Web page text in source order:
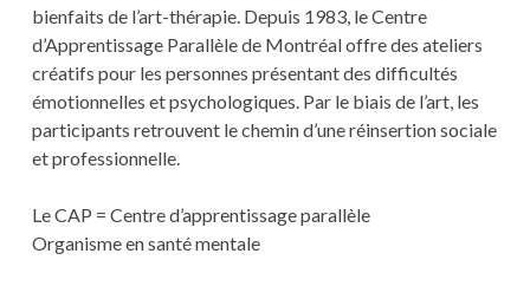
bienfaits de l’art-thérapie. Depuis 1983, le Centre
d’Apprentissage Parallèle de Montréal offre des ateliers
créatifs pour les personnes présentant des difficultés
émotionnelles et psychologiques. Par le biais de l’art, les
participants retrouvent le chemin d’une réinsertion sociale
et professionnelle.
Le CAP = Centre d’apprentissage parallèle
Organisme en santé mentale